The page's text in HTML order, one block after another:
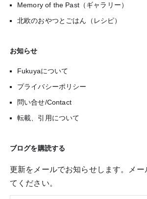
Memory of the Past（ギャラリー）
北欧のおやつとごはん（レシピ）
お知らせ
Fukuyaについて
プライバシーポリシー
問い合せ/Contact
転載、引用について
ブログを購読する
更新をメールでお知らせします。メー
てください。